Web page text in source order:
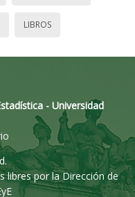
LIBROS
- Universidad
libres por la Dirección de